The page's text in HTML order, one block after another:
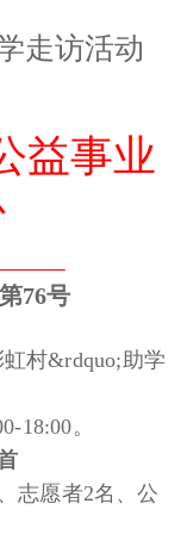
走访活动
益事业
76号
村&rdquo;助学
18:00。
志愿者2名、公